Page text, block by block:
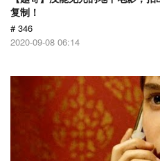
复制！
# 346
2020-09-08 06:14